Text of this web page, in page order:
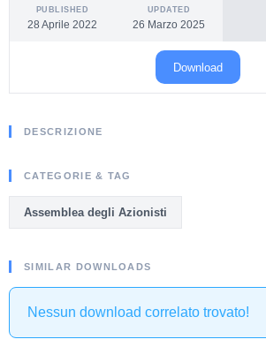
PUBLISHED
28 Aprile 2022
UPDATED
26 Marzo 2025
Download
DESCRIZIONE
CATEGORIE & TAG
Assemblea degli Azionisti
SIMILAR DOWNLOADS
Nessun download correlato trovato!